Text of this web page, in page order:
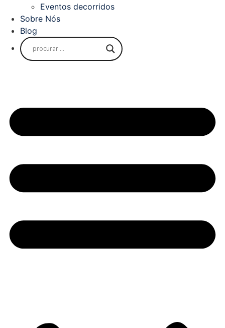
Eventos decorridos
Sobre Nós
Blog